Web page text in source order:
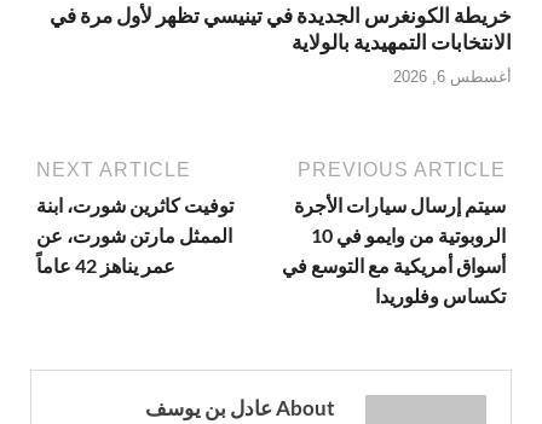
خريطة الكونغرس الجديدة في تينيسي تظهر لأول مرة في
الانتخابات التمهيدية بالولاية
أغسطس 6, 2026
PREVIOUS ARTICLE
سيتم إرسال سيارات الأجرة
الروبوتية من وايمو في 10
أسواق أمريكية مع التوسع في
تكساس وفلوريدا
NEXT ARTICLE
توفيت كاثرين شورت، ابنة
الممثل مارتن شورت، عن
عمر يناهز 42 عاماً
About عادل بن يوسف